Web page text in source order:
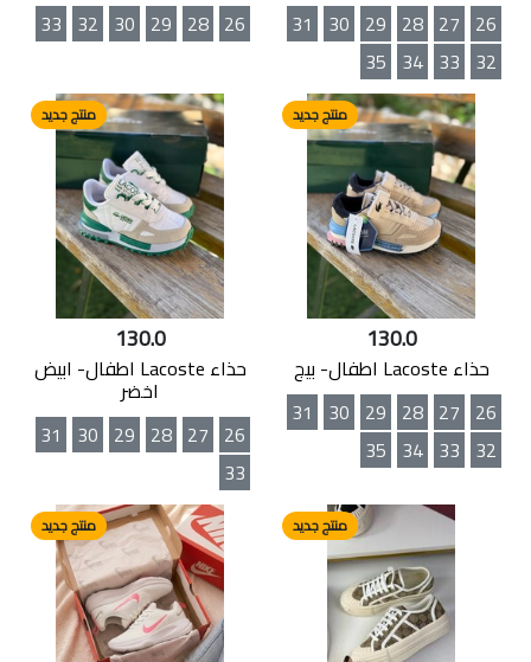
26
27
28
29
30
31
32
33
34
35
26
28
29
30
32
33
منتج جديد
130.0
حذاء Lacoste اطفال- بيج
26
27
28
29
30
31
32
33
34
35
منتج جديد
130.0
حذاء Lacoste اطفال- ابيض
اخضر
26
27
28
29
30
31
33
منتج جديد منتج جديد